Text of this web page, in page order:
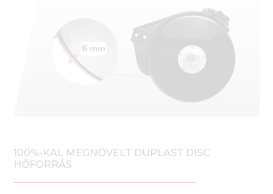
100%-KAL MEGNÖVELT DUPLAST DISC
HŐFORRÁS